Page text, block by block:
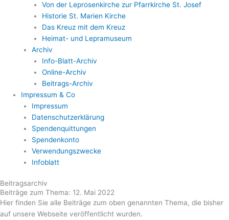
Von der Leprosenkirche zur Pfarrkirche St. Josef
Historie St. Marien Kirche
Das Kreuz mit dem Kreuz
Heimat- und Lepramuseum
Archiv
Info-Blatt-Archiv
Online-Archiv
Beitrags-Archiv
Impressum & Co
Impressum
Datenschutzerklärung
Spendenquittungen
Spendenkonto
Verwendungszwecke
Infoblatt
Beitragsarchiv
Beiträge zum Thema: 12. Mai 2022
Hier finden Sie alle Beiträge zum oben genannten Thema, die bisher
auf unsere Webseite veröffentlicht wurden.